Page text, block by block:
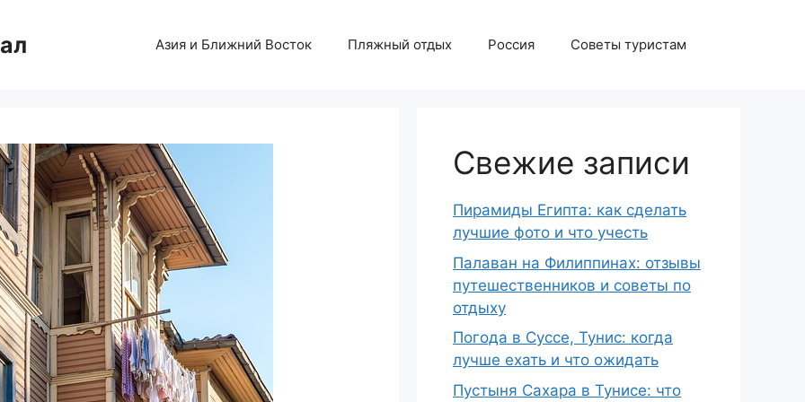
Азия и Ближний Восток Пляжный отдых Россия Советы туристам
Свежие записи
Пирамиды Египта: как сделать
лучшие фото и что учесть
Палаван на Филиппинах: отзывы
путешественников и советы по
отдыху
Погода в Суссе, Тунис: когда
лучше ехать и что ожидать
Пустыня Сахара в Тунисе: что